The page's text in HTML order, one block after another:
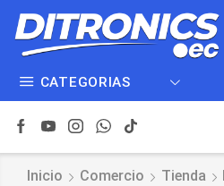
CATEGORIAS
Inicio Comercio Tienda